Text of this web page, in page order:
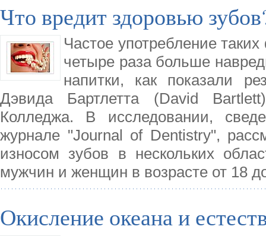
Что вредит здоровью
Частое употребление
четыре раза больше
напитки, как показали
Дэвида Бартлетта (David
Колледжа. В исследовании,
журнале "Journal of Dentistry",
износом зубов в нескольких
мужчин и женщин в возрасте от 18
Окисление океана и